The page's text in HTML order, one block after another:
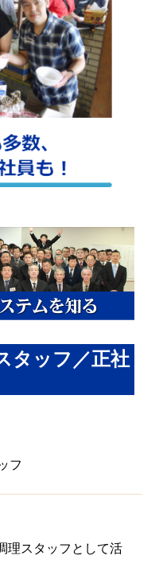
タッフ／正社
フ
スタッフとして活